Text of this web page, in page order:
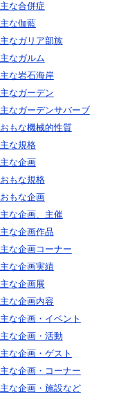
主な合併症
主な伽藍
主なガリア部族
主なガルム
主な岩石海岸
主なガーデン
主なガーデンサバーブ
おもな機械的性質
主な規格
主な企画
おもな規格
おもな企画
主な企画、主催
主な企画作品
主な企画コーナー
主な企画実績
主な企画展
主な企画内容
主な企画・イベント
主な企画・活動
主な企画・ゲスト
主な企画・コーナー
主な企画・施設など